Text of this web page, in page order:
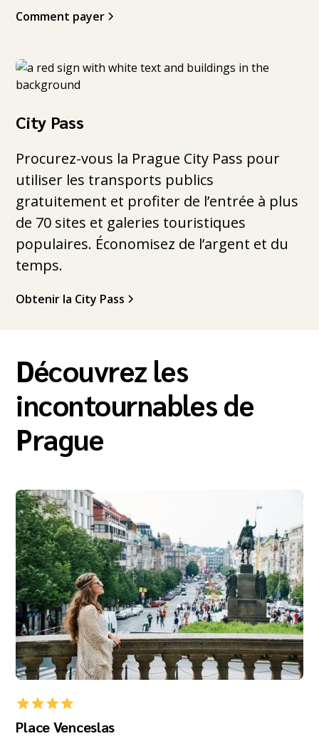
Comment payer
City Pass
Procurez-vous la Prague City Pass pour
utiliser les transports publics
gratuitement et profiter de l’entrée à plus
de 70 sites et galeries touristiques
populaires. Économisez de l’argent et du
temps.
Obtenir la City Pass
Découvrez les
incontournables de
Prague
Place Venceslas